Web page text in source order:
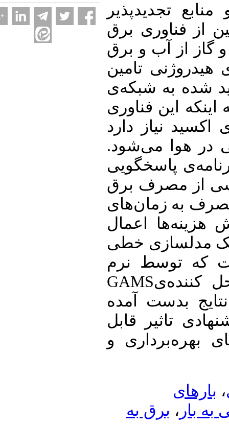
تجدیدپذیر
فناوری برق
از آب و برق
تامین
شده به شبکه‌ی
این فناوری
نیاز دارد
هوا می‌شود.
پاسخگویی
از مصرف برق
به زمان‌های
اعمال
خطی
که توسط نرم
GAMS
بدست آمده
تاثیر قابل
و
بار ،برق به